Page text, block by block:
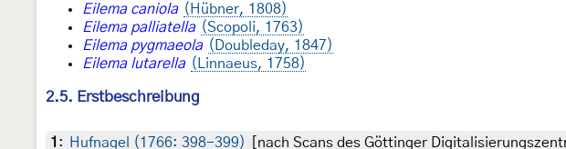
Eilema caniola (Hübner, 1808)
Eilema palliatella (Scopoli, 1763)
Eilema pygmaeola (Doubleday, 1847)
Eilema lutarella (Linnaeus, 1758)
2.5. Erstbeschreibung
1 : Hufnagel (1766: 398-399) [nach Scans des Göttinger